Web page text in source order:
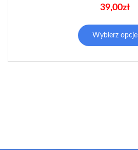
39,00zł
Wybierz opcje